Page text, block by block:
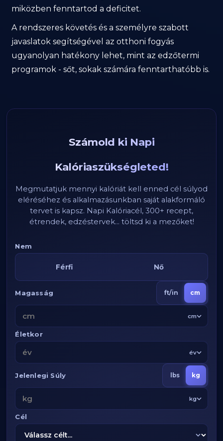
miközben fenntartod a deficitet.
A rendszeres követés és a személyre szabott
javaslatok segítségével az otthoni fogyás
ugyanolyan hatékony lehet, mint az edzőtermi
programok - sőt, sokak számára fenntarthatóbb is.
Számold ki Napi
Kalóriaszükségleted!
Megmutatjuk mennyi kalóriát kell enned cél súlyod
eléréséhez és alkalmazásunkban saját alakformáló
tervet is kapsz. Napi Kalóriacél, 300+ recept,
étrendek, edzéstervek... töltsd ki a mezőket!
Nem
Férfi Nő
Magasság ft/in cm
cm
Életkor
év
Jelenlegi Súly lbs kg
kg
Cél